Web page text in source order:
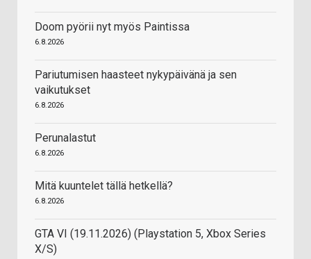
Doom pyörii nyt myös Paintissa
6.8.2026
Pariutumisen haasteet nykypäivänä ja sen
vaikutukset
6.8.2026
Perunalastut
6.8.2026
Mitä kuuntelet tällä hetkellä?
6.8.2026
GTA VI (19.11.2026) (Playstation 5, Xbox Series
X/S)